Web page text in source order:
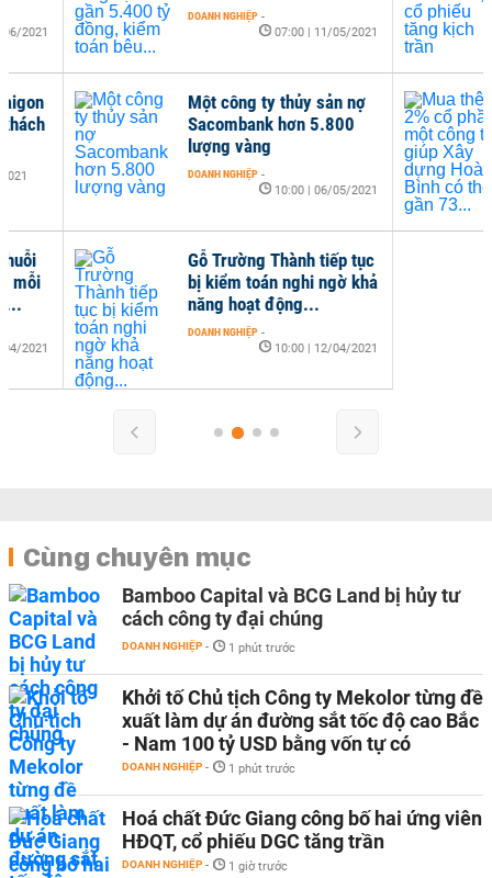
DOANH NGHIỆP -
07:00 | 11/05/2021
Một công ty thủy sản nợ
Sacombank hơn 5.800
lượng vàng
DOANH NGHIỆP -
10:00 | 06/05/2021
Gỗ Trường Thành tiếp tục
bị kiểm toán nghi ngờ khả
năng hoạt động...
DOANH NGHIỆP -
10:00 | 12/04/2021
Cùng chuyên mục
Bamboo Capital và BCG Land bị hủy tư
cách công ty đại chúng
DOANH NGHIỆP - 1 phút trước
Khởi tố Chủ tịch Công ty Mekolor từng đề
xuất làm dự án đường sắt tốc độ cao Bắc
- Nam 100 tỷ USD bằng vốn tự có
DOANH NGHIỆP - 1 phút trước
Hoá chất Đức Giang công bố hai ứng viên
HĐQT, cổ phiếu DGC tăng trần
DOANH NGHIỆP - 1 giờ trước